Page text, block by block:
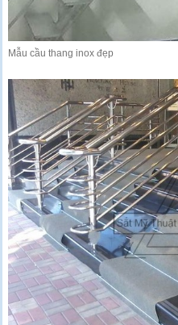
Mẫu cầu thang inox đẹp